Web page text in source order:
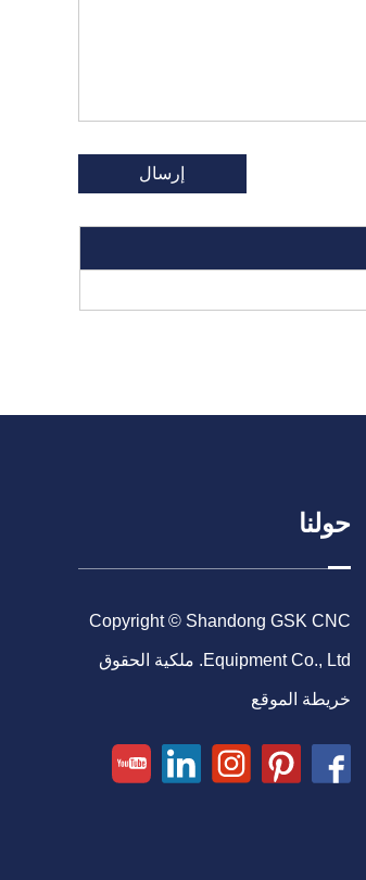
حولنا
Copyright © Shandong GSK CNC
Equipment Co., Ltd. ملكية الحقوق
خريطة الموقع